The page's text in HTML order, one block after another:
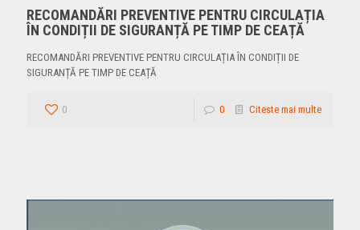
RECOMANDĂRI PREVENTIVE PENTRU CIRCULAȚIA
ÎN CONDIȚII DE SIGURANȚĂ PE TIMP DE CEAȚĂ
RECOMANDĂRI PREVENTIVE PENTRU CIRCULAȚIA ÎN CONDIȚII DE
SIGURANȚĂ PE TIMP DE CEAȚĂ
0 0 Citeste mai multe